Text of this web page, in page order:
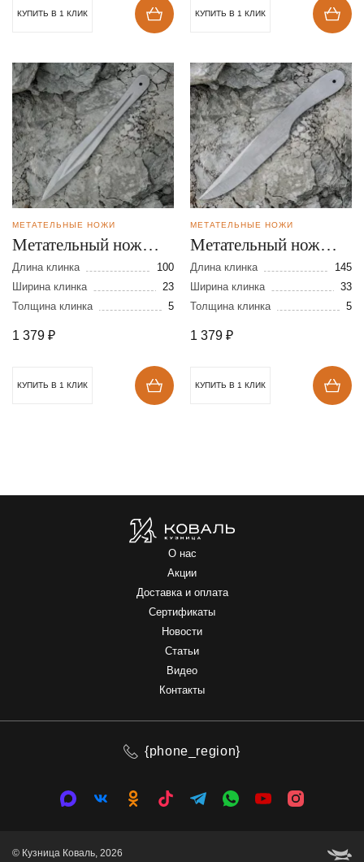
КУПИТЬ В 1 КЛИК КУПИТЬ В 1 КЛИК
МЕТАТЕЛЬНЫЕ НОЖИ
Метательный нож
Горец мини из стали
65Г
Длина клинка
100
Ширина клинка
23
Толщина клинка
5
1 379 ₽
КУПИТЬ В 1 КЛИК
МЕТАТЕЛЬНЫЕ НОЖИ
Метательный нож
Осётр из стали 65Г
Длина клинка
145
Ширина клинка
33
Толщина клинка
5
1 379 ₽
КУПИТЬ В 1 КЛИК
О нас
Акции
Доставка и оплата
Сертификаты
Новости
Статьи
Видео
Контакты
{phone_region}
© Кузница Коваль, 2026